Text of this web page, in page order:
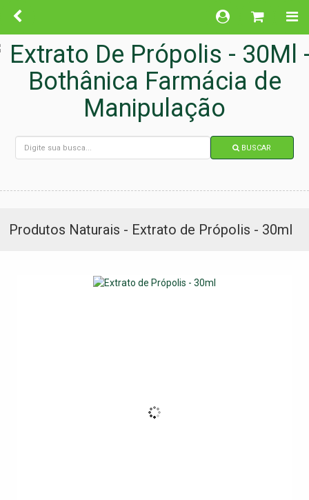
BUSCAR
Produtos Naturais - Extrato de Própolis - 30ml